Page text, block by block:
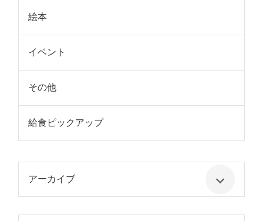
絵本
イベント
その他
給食ピックアップ
アーカイブ